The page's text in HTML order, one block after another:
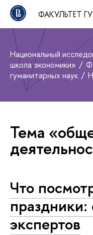
ФАКУЛЬТЕТ
Национальный
школа экономики»
гуманитарных наук
Тема
Что
праздники:
экспертов